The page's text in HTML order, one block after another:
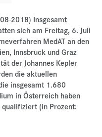
2018) Insgesamt
sich am Freitag, 6. Juli
MedAT an den
Innsbruck und Graz
der Johannes Kepler
die aktuellen
insgesamt 1.680
in Österreich haben
(in Prozent: